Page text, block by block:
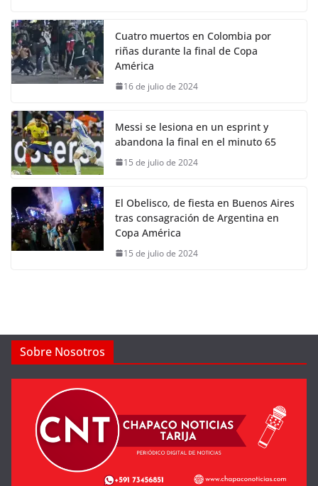
Cuatro muertos en Colombia por
riñas durante la final de Copa
América
16 de julio de 2024
Messi se lesiona en un esprint y
abandona la final en el minuto 65
15 de julio de 2024
El Obelisco, de fiesta en Buenos Aires
tras consagración de Argentina en
Copa América
15 de julio de 2024
Sobre Nosotros